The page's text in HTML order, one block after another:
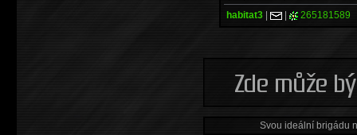
habitat3 | | 265181589
Svou ideální brigádu